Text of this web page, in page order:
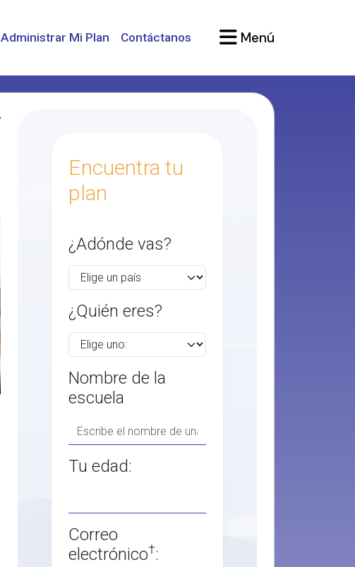
Administrar Mi Plan Contáctanos Menú
Encuentra tu
plan
¿Adónde vas?
¿Quién eres?
Nombre de la
escuela
Tu edad:
Correo
electrónico†: